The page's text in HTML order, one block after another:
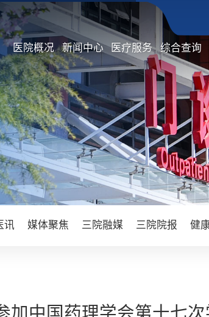
医院概况 新闻中心 医疗服务 综合查询
讯 媒体聚焦 三院融媒 三院院报 健
加中国药理学会第十七